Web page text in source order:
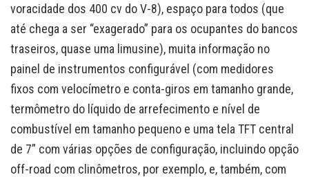
voracidade dos 400 cv do V-8), espaço para todos (que
até chega a ser “exagerado” para os ocupantes do bancos
traseiros, quase uma limusine), muita informação no
painel de instrumentos configurável (com medidores
fixos com velocímetro e conta-giros em tamanho grande,
termômetro do líquido de arrefecimento e nível de
combustível em tamanho pequeno e uma tela TFT central
de 7” com várias opções de configuração, incluindo opção
off-road com clinômetros, por exemplo, e, também, com